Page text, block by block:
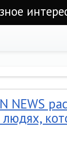
NEWS